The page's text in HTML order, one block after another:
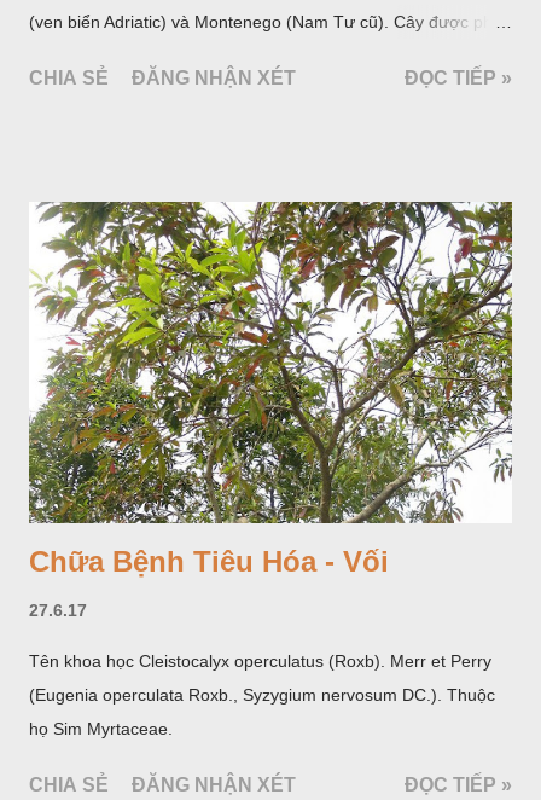
(ven biển Adriatic) và Montenego (Nam Tư cũ). Cây được phân
trồng để khai thác: Pháp, Nga, Đức, Nam Tư (cũ), sau lan
Tam Đảo (Vĩnh Phúc), đã thu được kết quả ban đầu (những
năm 1560- 70); thường trồng đến năm thứ hai, thứ ba mới hái
hoa; trồng một lần thu hoạch 10 - 20 năm.
CHIA SẺ ĐĂNG NHẬN XÉT ĐỌC TIẾP »
Chữa Bệnh Tiêu Hóa - Vối
27.6.17
Tên khoa học Cleistocalyx operculatus (Roxb). Merr et Perry
(Eugenia operculata Roxb., Syzygium nervosum DC.). Thuộc
họ Sim Myrtaceae.
CHIA SẺ ĐĂNG NHẬN XÉT ĐỌC TIẾP »